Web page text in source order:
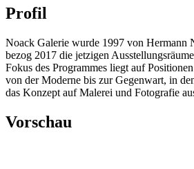
Profil
Noack Galerie wurde 1997 von Hermann
bezog 2017 die jetzigen
Fokus des Programmes liegt auf
von der Moderne bis zur Gegenwart, in
das Konzept auf Malerei und Fotografie
Vorschau